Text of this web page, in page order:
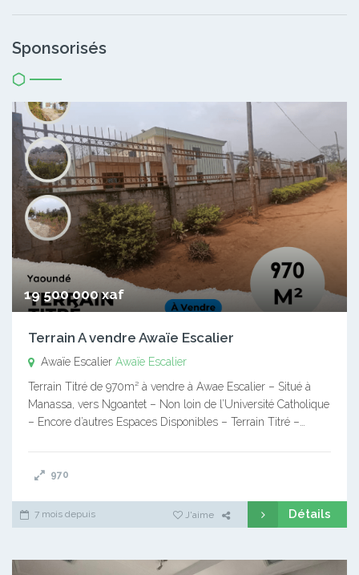
Sponsorisés
19 500 000 xaf
Terrain A vendre Awaïe Escalier
Awaïe Escalier Awaïe Escalier
Terrain Titré de 970m² à vendre à Awae Escalier – Situé à
Manassa, vers Ngoantet – Non loin de l’Université Catholique
– Encore d’autres Espaces Disponibles – Terrain Titré –…
970
7 mois depuis J'aime Détails